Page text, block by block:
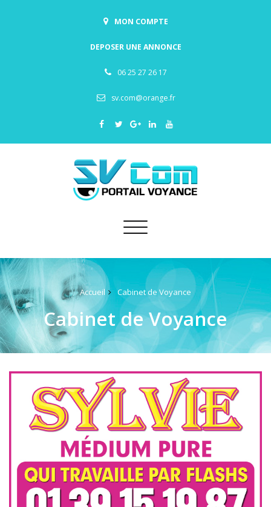
MON COMPTE
DEPOSER UNE ANNONCE
06 25 27 26 17
sv.com@orange.fr
Toggle
Accueil Cabinet de Voyance
Cabinet de Voyance